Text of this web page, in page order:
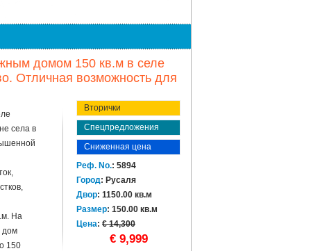
домом 150 кв.м в селе
Отличная возможность для
села в
На
дом
150
Вторички
Спецпредложения
Сниженная цена
Реф. No.: 5894
Город: Русаля
Двор: 1150.00 кв.м
Размер: 150.00 кв.м
Цена: € 14,300
€ 9,999